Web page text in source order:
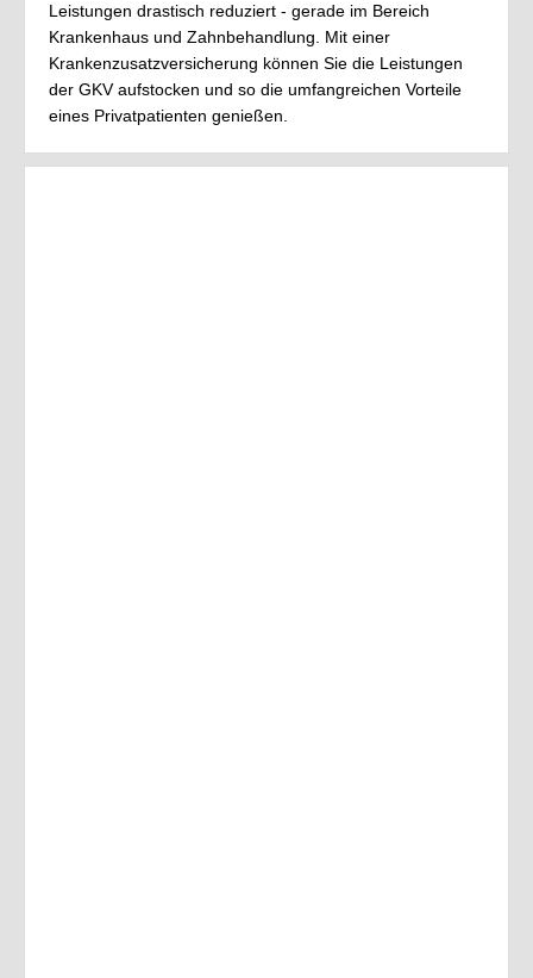
Leistungen drastisch reduziert - gerade im Bereich
Krankenhaus und Zahnbehandlung. Mit einer
Krankenzusatzversicherung können Sie die Leistungen
der GKV aufstocken und so die umfangreichen Vorteile
eines Privatpatienten genießen.